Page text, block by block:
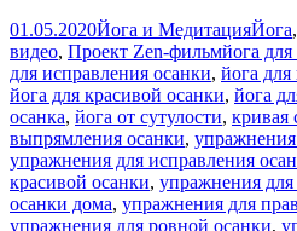
Опубликовано
01.05.2020Автор
Йога и МедитацияЙога,
видео, Проект Zen-фильмМетки
йога
для исправления осанки, йога для
йога для красивой осанки, йога
осанка, йога от сутулости, кривая
выпрямления осанки,
упражнения для исправления
красивой осанки, упражнения для
осанки дома, упражнения для
упражнения для ровной осанки,